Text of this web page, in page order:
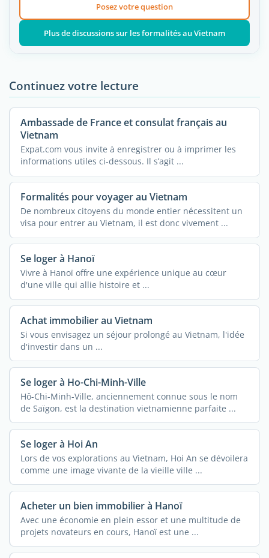
Posez votre question
Plus de discussions sur les formalités au Vietnam
Continuez votre lecture
Ambassade de France et consulat français au
Vietnam
Expat.com vous invite à enregistrer ou à imprimer les
informations utiles ci-dessous. Il s’agit ...
Formalités pour voyager au Vietnam
De nombreux citoyens du monde entier nécessitent un
visa pour entrer au Vietnam, il est donc vivement ...
Se loger à Hanoï
Vivre à Hanoï offre une expérience unique au cœur
d'une ville qui allie histoire et ...
Achat immobilier au Vietnam
Si vous envisagez un séjour prolongé au Vietnam, l'idée
d'investir dans un ...
Se loger à Ho-Chi-Minh-Ville
Hô-Chi-Minh-Ville, anciennement connue sous le nom
de Saïgon, est la destination vietnamienne parfaite ...
Se loger à Hoi An
Lors de vos explorations au Vietnam, Hoi An se dévoilera
comme une image vivante de la vieille ville ...
Acheter un bien immobilier à Hanoï
Avec une économie en plein essor et une multitude de
projets novateurs en cours, Hanoï est une ...